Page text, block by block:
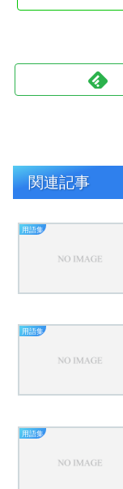
関連記事
用語集
用語集
用語集